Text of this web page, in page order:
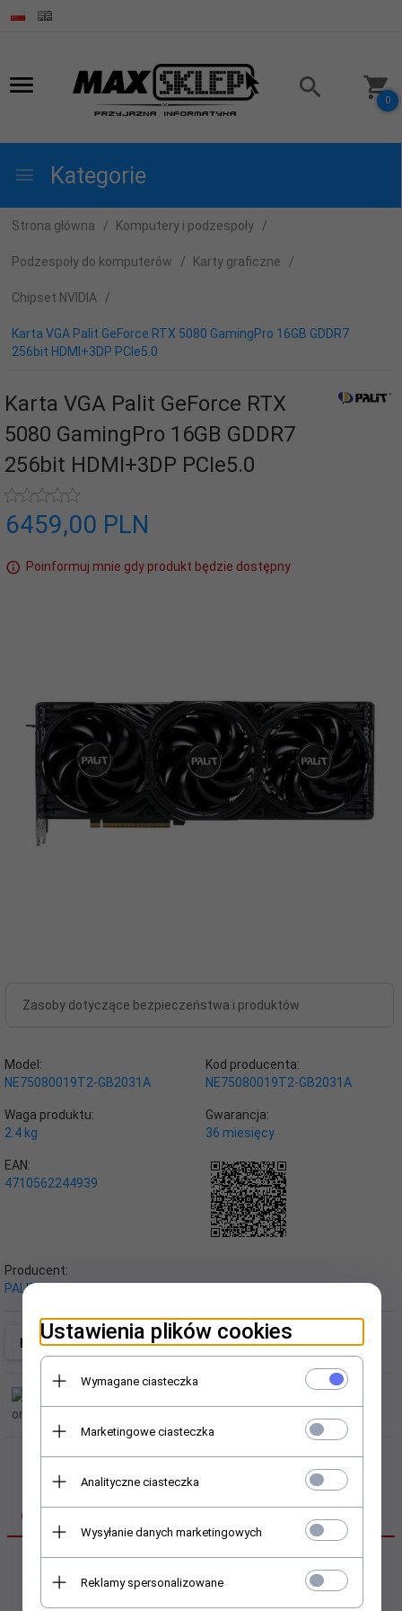
0
Kategorie
Strona główna Komputery i podzespoły
Podzespoły do komputerów Karty graficzne
Chipset NVIDIA
Karta VGA Palit GeForce RTX 5080 GamingPro 16GB GDDR7
256bit HDMI+3DP PCIe5.0
Karta VGA Palit GeForce RTX
5080 GamingPro 16GB GDDR7
256bit HDMI+3DP PCIe5.0
6459,00 PLN
Poinformuj mnie gdy produkt będzie dostępny
Zasoby dotyczące bezpieczeństwa i produktów
Model:
NE75080019T2-GB2031A
Kod producenta:
NE75080019T2-GB2031A
Waga produktu:
2.4 kg
Gwarancja:
36 miesięcy
EAN:
4710562244939
Producent:
PALIT
OPIS PRODUKTU
Karta VGA Palit GeForce RTX
Ustawienia plików cookies
Wymagane ciasteczka
Marketingowe ciasteczka
Analityczne ciasteczka
Wysyłanie danych marketingowych
Reklamy spersonalizowane